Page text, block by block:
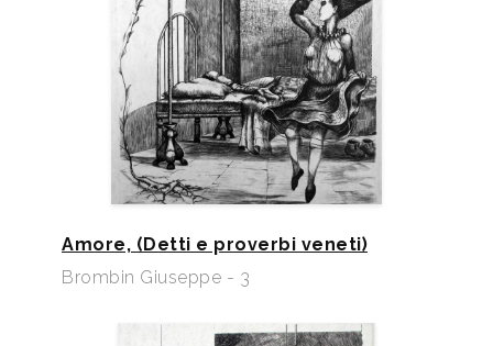
Amore, (Detti e proverbi veneti)
Brombin Giuseppe - 3